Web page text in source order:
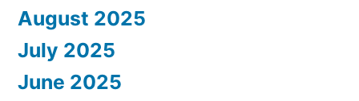
August 2025
July 2025
June 2025